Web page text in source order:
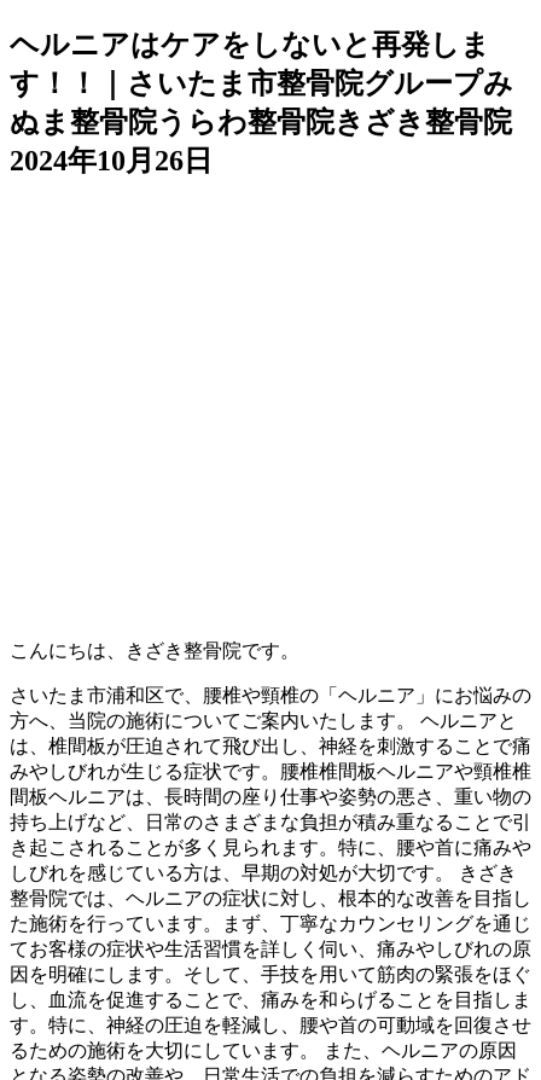
ヘルニアはケアをしないと再発しま
す！！｜さいたま市整骨院グループみ
ぬま整骨院うらわ整骨院きざき整骨院
2024年10月26日
こんにちは、きざき整骨院です。
さいたま市浦和区で、腰椎や頸椎の「ヘルニア」にお悩みの
方へ、当院の施術についてご案内いたします。 ヘルニアと
は、椎間板が圧迫されて飛び出し、神経を刺激することで痛
みやしびれが生じる症状です。腰椎椎間板ヘルニアや頸椎椎
間板ヘルニアは、長時間の座り仕事や姿勢の悪さ、重い物の
持ち上げなど、日常のさまざまな負担が積み重なることで引
き起こされることが多く見られます。特に、腰や首に痛みや
しびれを感じている方は、早期の対処が大切です。 きざき
整骨院では、ヘルニアの症状に対し、根本的な改善を目指し
た施術を行っています。まず、丁寧なカウンセリングを通じ
てお客様の症状や生活習慣を詳しく伺い、痛みやしびれの原
因を明確にします。そして、手技を用いて筋肉の緊張をほぐ
し、血流を促進することで、痛みを和らげることを目指しま
す。特に、神経の圧迫を軽減し、腰や首の可動域を回復させ
るための施術を大切にしています。 また、ヘルニアの原因
となる姿勢の改善や、日常生活での負担を減らすためのアド